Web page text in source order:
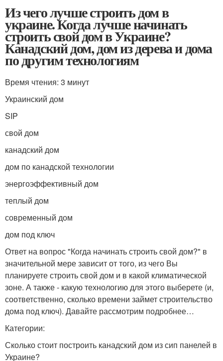
Из чего лучше строить дом в
украине. Когда лучше начинать
строить свой дом в Украине?
Канадский дом, дом из дерева и дома
по другим технологиям
Время чтения: 3 минут
Украинский дом
SIP
свой дом
канадский дом
дом по канадской технологии
энергоэффективный дом
теплый дом
современный дом
дом под ключ
Ответ на вопрос "Когда начинать строить свой дом?" в
значительной мере зависит от того, из чего Вы
планируете строить свой дом и в какой климатической
зоне. А также - какую технологию для этого выберете (и,
соответственно, сколько времени займет строительство
дома под ключ). Давайте рассмотрим подробнее…
Категории:
Сколько стоит построить канадский дом из сип панелей в
Украине?